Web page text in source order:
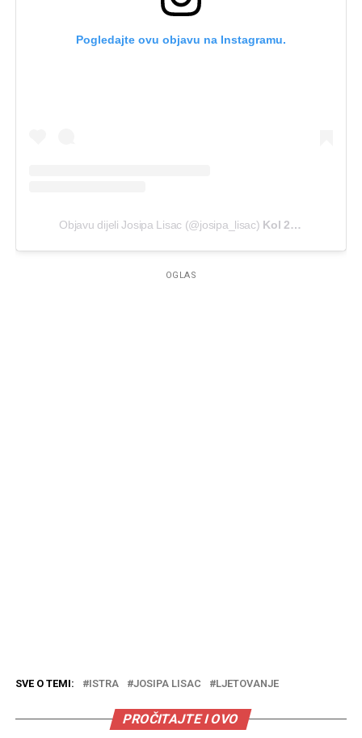
Pogledajte ovu objavu na Instagramu.
Objavu dijeli Josipa Lisac (@josipa_lisac) Kol 21, 2020 u 1:43 PDT
OGLAS
SVE O TEMI: ISTRA JOSIPA LISAC LJETOVANJE
PROČITAJTE I OVO